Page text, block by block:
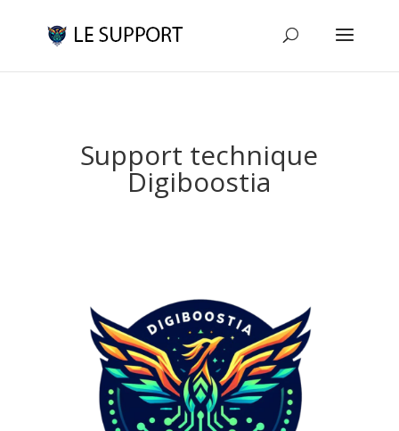
Support technique
Digiboostia